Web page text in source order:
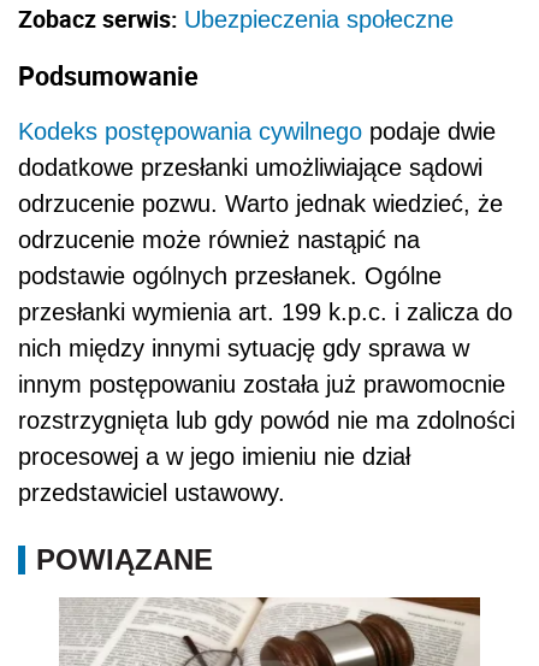
Zobacz serwis: Ubezpieczenia społeczne
Podsumowanie
Kodeks postępowania cywilnego podaje dwie
dodatkowe przesłanki umożliwiające sądowi
odrzucenie pozwu. Warto jednak wiedzieć, że
odrzucenie może również nastąpić na
podstawie ogólnych przesłanek. Ogólne
przesłanki wymienia art. 199 k.p.c. i zalicza do
nich między innymi sytuację gdy sprawa w
innym postępowaniu została już prawomocnie
rozstrzygnięta lub gdy powód nie ma zdolności
procesowej a w jego imieniu nie dział
przedstawiciel ustawowy.
POWIĄZANE